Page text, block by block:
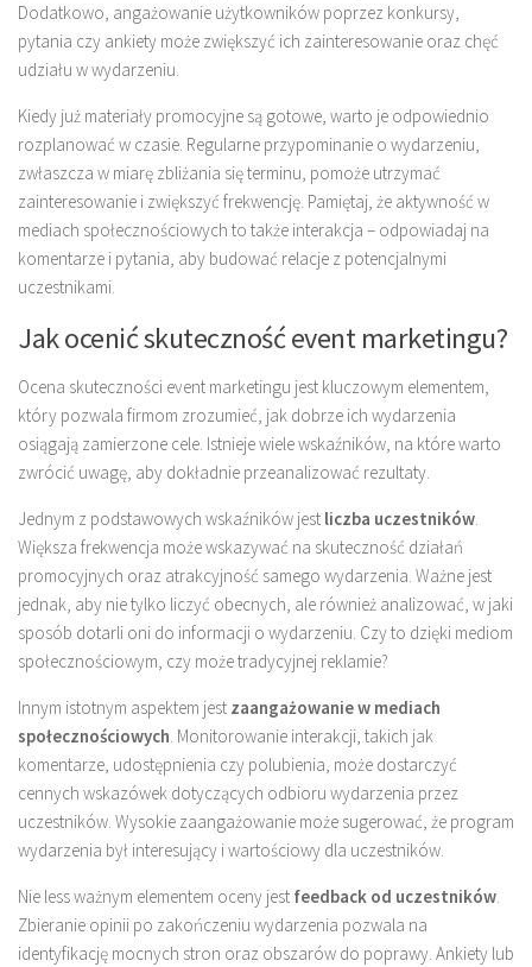
Dodatkowo, angażowanie użytkowników poprzez konkursy,
pytania czy ankiety może zwiększyć ich zainteresowanie oraz chęć
udziału w wydarzeniu.
Kiedy już materiały promocyjne są gotowe, warto je odpowiednio
rozplanować w czasie. Regularne przypominanie o wydarzeniu,
zwłaszcza w miarę zbliżania się terminu, pomoże utrzymać
zainteresowanie i zwiększyć frekwencję. Pamiętaj, że aktywność w
mediach społecznościowych to także interakcja – odpowiadaj na
komentarze i pytania, aby budować relacje z potencjalnymi
uczestnikami.
Jak ocenić skuteczność event marketingu?
Ocena skuteczności event marketingu jest kluczowym elementem,
który pozwala firmom zrozumieć, jak dobrze ich wydarzenia
osiągają zamierzone cele. Istnieje wiele wskaźników, na które warto
zwrócić uwagę, aby dokładnie przeanalizować rezultaty.
Jednym z podstawowych wskaźników jest liczba uczestników.
Większa frekwencja może wskazywać na skuteczność działań
promocyjnych oraz atrakcyjność samego wydarzenia. Ważne jest
jednak, aby nie tylko liczyć obecnych, ale również analizować, w jaki
sposób dotarli oni do informacji o wydarzeniu. Czy to dzięki mediom
społecznościowym, czy może tradycyjnej reklamie?
Innym istotnym aspektem jest zaangażowanie w mediach
społecznościowych. Monitorowanie interakcji, takich jak
komentarze, udostępnienia czy polubienia, może dostarczyć
cennych wskazówek dotyczących odbioru wydarzenia przez
uczestników. Wysokie zaangażowanie może sugerować, że program
wydarzenia był interesujący i wartościowy dla uczestników.
Nie less ważnym elementem oceny jest feedback od uczestników.
Zbieranie opinii po zakończeniu wydarzenia pozwala na
identyfikację mocnych stron oraz obszarów do poprawy. Ankiety lub